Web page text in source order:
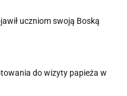
uczniom swoją Boską
do wizyty papieża w